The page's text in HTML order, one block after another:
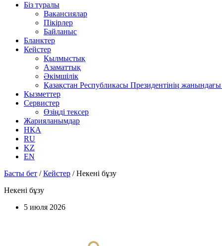
Біз туралы
Вакансиялар
Пікірлер
Байланыс
Бланктер
Кейстер
Қылмыстық
Азаматтық
Әкімшілік
Қазақстан Республикасы Президентінің
Қызметтер
Сервистер
Өзіңді тексер
Жарияланымдар
НҚА
RU
KZ
EN
Басты бет /Кейстер /Некені бұзу
Некені бұзу
5 июля 2026